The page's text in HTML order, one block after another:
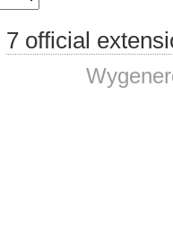
7 official